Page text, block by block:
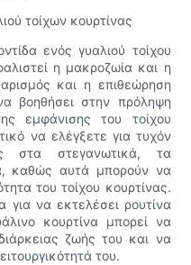
τοίχων κουρτίνας
ενός γυαλιού τοίχου
η μακροζωία και η
και η επιθεώρηση
βοηθήσει στην πρόληψη
εμφάνισης του τοίχου
να ελέγξετε για τυχόν
στα στεγανωτικά, τα
καθώς αυτά μπορούν να
του τοίχου κουρτίνας.
να εκτελέσει ρουτίνα
κουρτίνα μπορεί να
ζωής του και να
του.